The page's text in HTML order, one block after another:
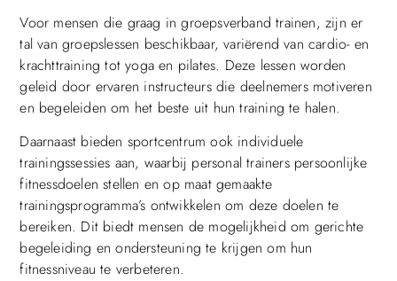
Voor mensen die graag in groepsverband trainen, zijn er
tal van groepslessen beschikbaar, variërend van cardio- en
krachttraining tot yoga en pilates. Deze lessen worden
geleid door ervaren instructeurs die deelnemers motiveren
en begeleiden om het beste uit hun training te halen.
Daarnaast bieden sportcentrum ook individuele
trainingssessies aan, waarbij personal trainers persoonlijke
fitnessdoelen stellen en op maat gemaakte
trainingsprogramma’s ontwikkelen om deze doelen te
bereiken. Dit biedt mensen de mogelijkheid om gerichte
begeleiding en ondersteuning te krijgen om hun
fitnessniveau te verbeteren.